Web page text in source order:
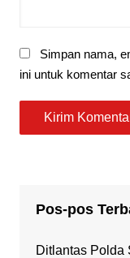
Simpan nama,
ini untuk komentar
Pos-pos
Ditlantas Polda